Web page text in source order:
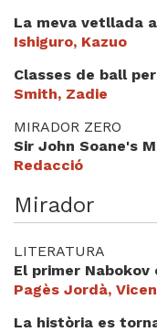
La meva vetllada
Ishiguro, Kazuo
Classes de ball
Smith, Zadie
MIRADOR ZERO
Sir John Soane's
Redacció
Mirador
LITERATURA
El primer Nabokov
Pagès Jordà,
La història es